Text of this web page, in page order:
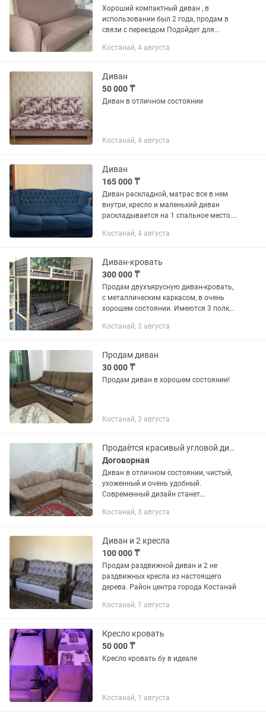
Хороший компактный диван , в
использовании был 2 года, продам в
связи с переездом Подойдет для
складывается и собирается
Костанай, 4 августа
Диван
50 000 ₸
Диван в отличном состоянии
Костанай, 4 августа
Диван
165 000 ₸
Диван раскладной, матрас все в нем
внутри, кресло и маленький диван
раскладывается на 1 спальное место.
уместен!
Костанай, 4 августа
Диван-кровать
300 000 ₸
Продам двухъярусную диван-кровать,
с металлическим каркасом, в очень
хорошем состоянии. Имеются 3 полки
Костанай, 3 августа
Продам диван
30 000 ₸
Продам диван в хорошем состоянии!
Костанай, 3 августа
Продаётся красивый угловой диван!
Договорная
Диван в отличном состоянии, чистый,
ухоженный и очень удобный.
Современный дизайн станет
раскладывается в просторное
вместительный ящик для...
Костанай, 3 августа
Диван и 2 кресла
100 000 ₸
Продам раздвижной диван и 2 не
раздвижных кресла из настоящего
дерева. Район центра города Костанай
Костанай, 1 августа
Кресло кровать
50 000 ₸
Кресло кровать бу в идеале
Костанай, 1 августа